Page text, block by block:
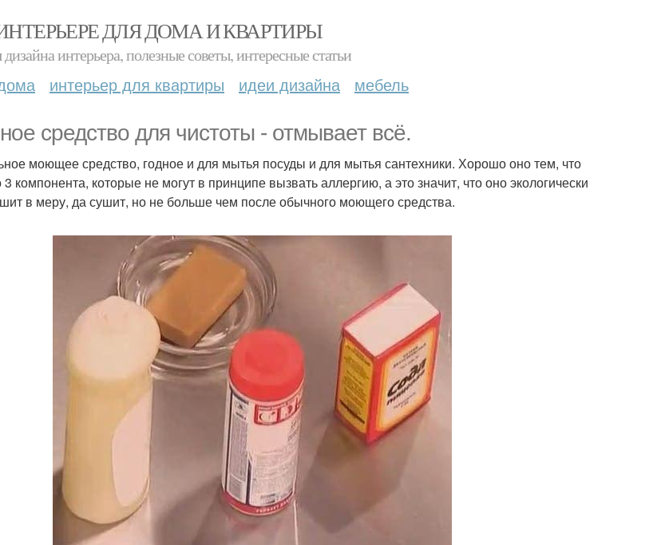
ДЛЯ ДОМА И КВАРТИРЫ
интерьера, полезные советы, интересные статьи
интерьер для квартиры идеи дизайна мебель
средство для чистоты - отмывает всё.
моющее средство, годное и для мытья посуды и для мытья сантехники. Хорошо оно тем, что
компонента, которые не могут в принципе вызвать аллергию, а это значит, что оно экологически
в меру, да сушит, но не больше чем после обычного моющего средства.